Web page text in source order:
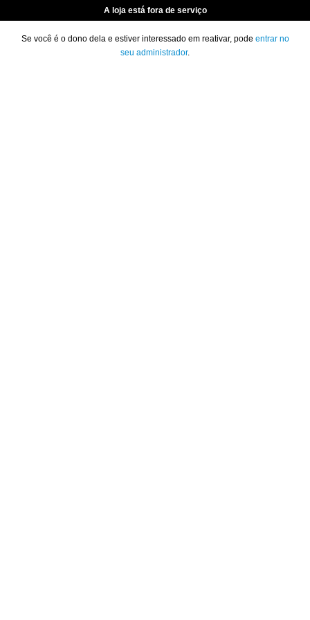
A loja está fora de serviço
Se você é o dono dela e estiver interessado em reativar, pode entrar no
seu administrador.